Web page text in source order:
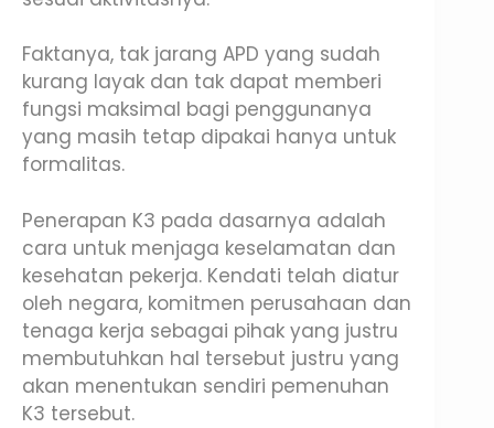
Faktanya, tak jarang APD yang sudah
kurang layak dan tak dapat memberi
fungsi maksimal bagi penggunanya
yang masih tetap dipakai hanya untuk
formalitas.
Penerapan K3 pada dasarnya adalah
cara untuk menjaga keselamatan dan
kesehatan pekerja. Kendati telah diatur
oleh negara, komitmen perusahaan dan
tenaga kerja sebagai pihak yang justru
membutuhkan hal tersebut justru yang
akan menentukan sendiri pemenuhan
K3 tersebut.